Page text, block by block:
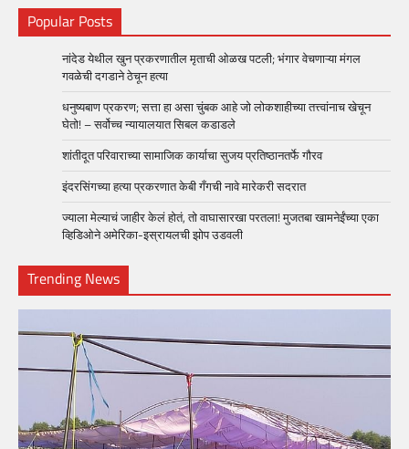
Popular Posts
नांदेड येथील खुन प्रकरणातील मृताची ओळख पटली; भंगार वेचणाऱ्या मंगल
गवळेची दगडाने ठेचून हत्या
धनुष्यबाण प्रकरण; सत्ता हा असा चुंबक आहे जो लोकशाहीच्या तत्त्वांनाच खेचून
घेतो! – सर्वोच्च न्यायालयात सिबल कडाडले
शांतीदूत परिवाराच्या सामाजिक कार्याचा सुजय प्रतिष्ठानतर्फे गौरव
इंदरसिंगच्या हत्या प्रकरणात केबी गँगची नावे मारेकरी सदरात
ज्याला मेल्याचं जाहीर केलं होतं, तो वाघासारखा परतला! मुजतबा खामनेईंच्या एका
व्हिडिओने अमेरिका-इस्रायलची झोप उडवली
Trending News